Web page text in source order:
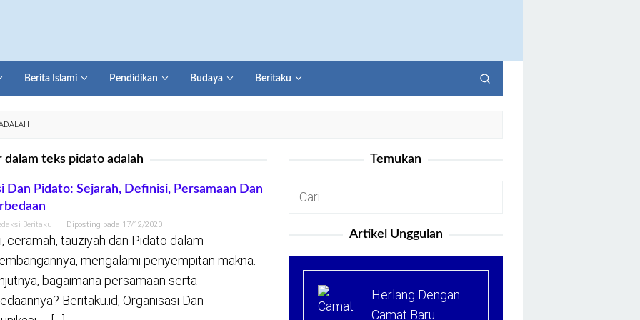
Berita Islami Pendidikan Budaya Beritaku
dalam teks pidato adalah
Dan Pidato: Sejarah, Definisi, Persamaan Dan
Beritaku Diposting pada 17/12/2020
ceramah, tauziyah dan Pidato dalam
mengalami penyempitan makna.
bagaimana persamaan serta
Beritaku.id, Organisasi Dan
Temukan
Cari
Artikel Unggulan
Herlang Dengan
Camat Baru…